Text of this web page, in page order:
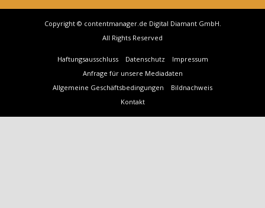
Copyright © contentmanager.de Digital Diamant GmbH.
All Rights Reserved
Haftungsausschluss Datenschutz
Impressum
Anfrage für unsere Mediadaten
Allgemeine Geschäftsbedingungen
Bildnachweis
Kontakt